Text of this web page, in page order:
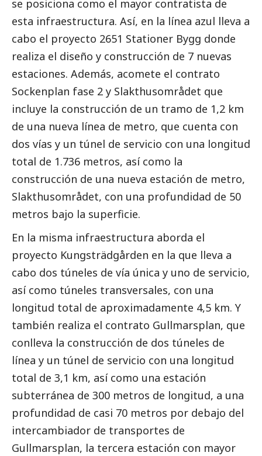
se posiciona como el mayor contratista de
esta infraestructura. Así, en la línea azul lleva a
cabo el proyecto 2651 Stationer Bygg donde
realiza el diseño y construcción de 7 nuevas
estaciones. Además, acomete el contrato
Sockenplan fase 2 y Slakthusområdet que
incluye la construcción de un tramo de 1,2 km
de una nueva línea de metro, que cuenta con
dos vías y un túnel de servicio con una longitud
total de 1.736 metros, así como la
construcción de una nueva estación de metro,
Slakthusområdet, con una profundidad de 50
metros bajo la superficie.
En la misma infraestructura aborda el
proyecto Kungsträdgården en la que lleva a
cabo dos túneles de vía única y uno de servicio,
así como túneles transversales, con una
longitud total de aproximadamente 4,5 km. Y
también realiza el contrato Gullmarsplan, que
conlleva la construcción de dos túneles de
línea y un túnel de servicio con una longitud
total de 3,1 km, así como una estación
subterránea de 300 metros de longitud, a una
profundidad de casi 70 metros por debajo del
intercambiador de transportes de
Gullmarsplan, la tercera estación con mayor